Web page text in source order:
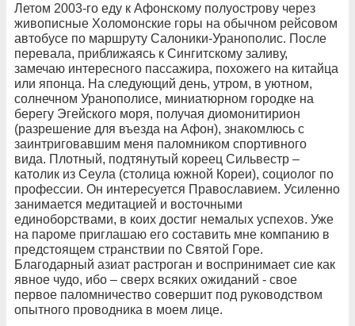
Летом 2003-го еду к Афонскому полуострову через
живописные Холомонские горы на обычном рейсовом
автобусе по маршруту Салоники-Уранополис. После
перевала, приближаясь к Сингитскому заливу,
замечаю интересного пассажира, похожего на китайца
или японца. На следующий день, утром, в уютном,
солнечном Уранополисе, миниатюрном городке на
берегу Эгейского моря, получая диомонитирион
(разрешение для въезда на Афон), знакомлюсь с
заинтриговавшим меня паломником спортивного
вида. Плотный, подтянутый кореец Сильвестр –
католик из Сеула (столица южной Кореи), социолог по
профессии. Он интересуется Православием. Усиленно
занимается медитацией и восточными
единоборствами, в коих достиг немалых успехов. Уже
на пароме приглашаю его составить мне компанию в
предстоящем странствии по Святой Горе.
Благодарный азиат растроган и воспринимает сие как
явное чудо, ибо – сверх всяких ожиданий - свое
первое паломничество совершит под руководством
опытного проводника в моем лице.